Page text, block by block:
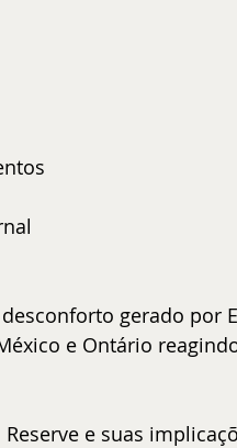
gerado por
e Ontário
e suas